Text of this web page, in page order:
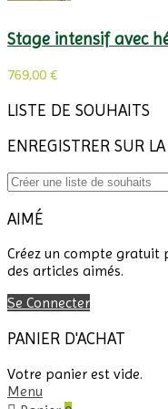
Stage intensif avec
769,00 €
LISTE DE SOUHAITS
ENREGISTRER SUR
AIMÉ
Créez un compte gratuit
des articles aimés.
Se Connecter
PANIER D'ACHAT
Votre panier est vide.
Menu